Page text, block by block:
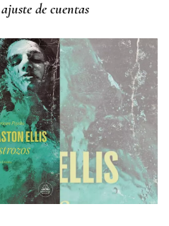
de cuentas